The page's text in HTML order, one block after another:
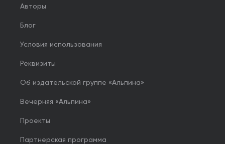
Авторы
Блог
Условия использования
Реквизиты
Об издательской группе «Альпина»
Вечерняя «Альпина»
Проекты
Партнерская программа